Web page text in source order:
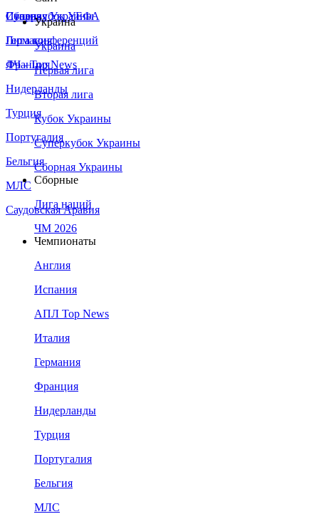
Сборная Украины
Италия
Германия
Франция
Нидерланды
Турция
Португалия
Бельгия
МЛС
Саудовская Аравия
Суперкубок УЕФА
Лига конференций
ЛЧ - Top News
Украина
Украина
Первая лига
Вторая лига
Кубок Украины
Суперкубок Украины
Сборная Украины
Сборные
Лига наций
ЧМ 2026
Чемпионаты
Англия
Испания
АПЛ Top News
Италия
Германия
Франция
Нидерланды
Турция
Португалия
Бельгия
МЛС